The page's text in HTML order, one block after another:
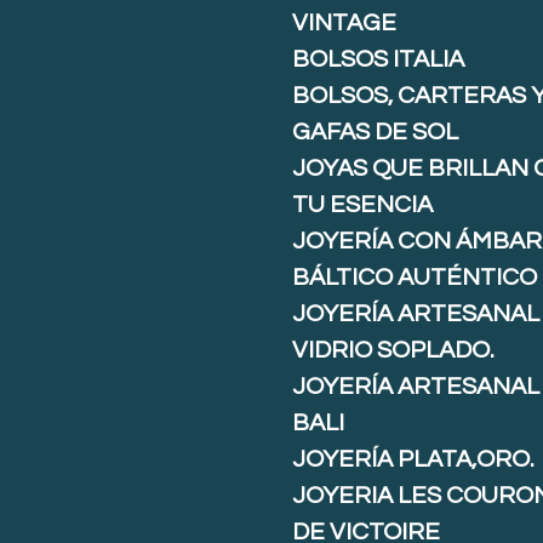
VINTAGE
BOLSOS ITALIA
BOLSOS, CARTERAS
GAFAS DE SOL
JOYAS QUE BRILLAN
TU ESENCIA
JOYERÍA CON ÁMBAR
BÁLTICO AUTÉNTICO
JOYERÍA ARTESANAL
VIDRIO SOPLADO.
JOYERÍA ARTESANAL
BALI
JOYERÍA PLATA,ORO.
JOYERIA LES
DE VICTOIRE